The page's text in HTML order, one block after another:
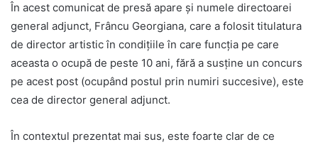
În acest comunicat de presă apare și numele directoarei
general adjunct, Frâncu Georgiana, care a folosit titulatura
de director artistic în condițiile în care funcția pe care
aceasta o ocupă de peste 10 ani, fără a susține un concurs
pe acest post (ocupând postul prin numiri succesive), este
cea de director general adjunct.
În contextul prezentat mai sus, este foarte clar de ce